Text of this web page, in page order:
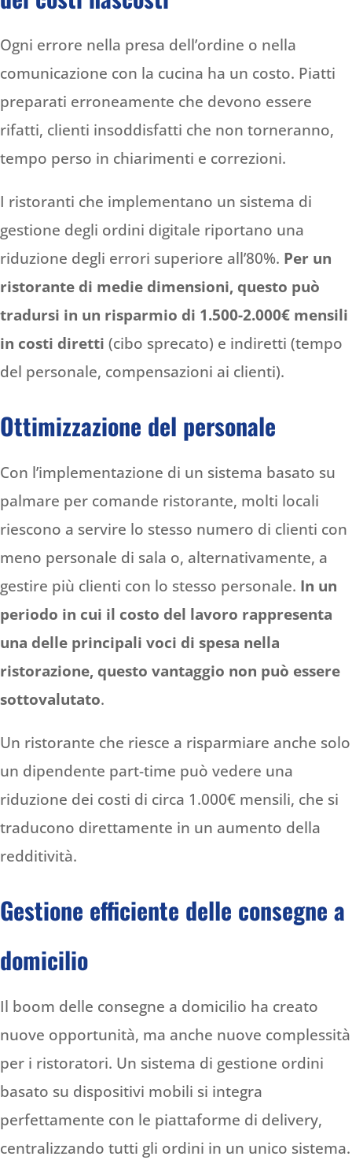
Ogni errore nella presa dell’ordine o nella
comunicazione con la cucina ha un costo. Piatti
preparati erroneamente che devono essere
rifatti, clienti insoddisfatti che non torneranno,
tempo perso in chiarimenti e correzioni.
I ristoranti che implementano un sistema di
gestione degli ordini digitale riportano una
riduzione degli errori superiore all’80%. Per un
ristorante di medie dimensioni, questo può
tradursi in un risparmio di 1.500-2.000€ mensili
in costi diretti (cibo sprecato) e indiretti (tempo
del personale, compensazioni ai clienti).
Ottimizzazione del personale
Con l’implementazione di un sistema basato su
palmare per comande ristorante, molti locali
riescono a servire lo stesso numero di clienti con
meno personale di sala o, alternativamente, a
gestire più clienti con lo stesso personale. In un
periodo in cui il costo del lavoro rappresenta
una delle principali voci di spesa nella
ristorazione, questo vantaggio non può essere
sottovalutato.
Un ristorante che riesce a risparmiare anche solo
un dipendente part-time può vedere una
riduzione dei costi di circa 1.000€ mensili, che si
traducono direttamente in un aumento della
redditività.
Gestione efficiente delle consegne a
domicilio
Il boom delle consegne a domicilio ha creato
nuove opportunità, ma anche nuove complessità
per i ristoratori. Un sistema di gestione ordini
basato su dispositivi mobili si integra
perfettamente con le piattaforme di delivery,
centralizzando tutti gli ordini in un unico sistema.